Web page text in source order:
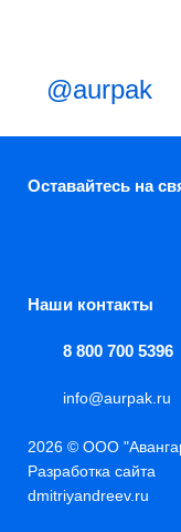
@aurpak
Оставайтесь на
Наши контакты
8 800 700 5396
info@aurpak.ru
2026 © ООО
Разработка сайта
dmitriyandreev.ru